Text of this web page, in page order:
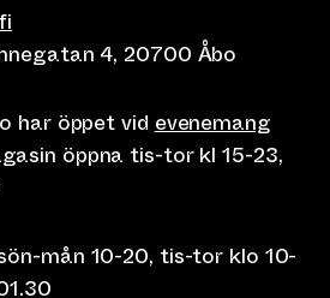
4, 20700 Åbo
har öppet vid evenemang
öppna tis-tor kl 15-23,
mån 10-20, tis-tor klo 10-